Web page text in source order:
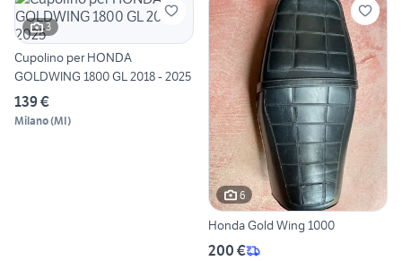
3
Cupolino per HONDA
GOLDWING 1800 GL 2018 - 2025
139 €
Milano(MI)
6
Honda Gold Wing 1000
200 €